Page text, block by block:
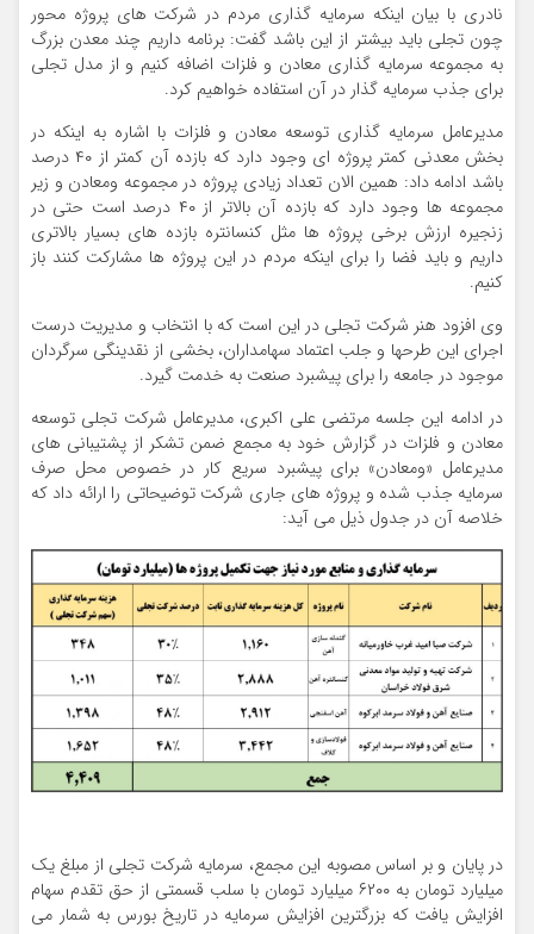
نادری با بیان اینکه سرمایه گذاری مردم در شرکت های پروژه محور
چون تجلی باید بیشتر از این باشد گفت: برنامه داریم چند معدن بزرگ
به مجموعه سرمایه گذاری معادن و فلزات اضافه کنیم و از مدل تجلی
برای جذب سرمایه گذار در آن استفاده خواهیم کرد.
مدیرعامل سرمایه گذاری توسعه معادن و فلزات با اشاره به اینکه در
بخش معدنی کمتر پروژه ای وجود دارد که بازده آن کمتر از ۴۰ درصد
باشد ادامه داد: همین الان تعداد زیادی پروژه در مجموعه ومعادن و زیر
مجموعه ها وجود دارد که بازده آن بالاتر از ۴۰ درصد است حتی در
زنجیره ارزش برخی پروژه ها مثل کنسانتره بازده های بسیار بالاتری
داریم و باید فضا را برای اینکه مردم در این پروژه ها مشارکت کنند باز
کنیم.
وی افزود هنر شرکت تجلی در این است که با انتخاب و مدیریت درست
اجرای این طرحها و جلب اعتماد سهامداران، بخشی از نقدینگی سرگردان
موجود در جامعه را برای پیشبرد صنعت به خدمت گیرد.
در ادامه این جلسه مرتضی علی اکبری، مدیرعامل شرکت تجلی توسعه
معادن و فلزات در گزارش خود به مجمع ضمن تشکر از پشتیبانی های
مدیرعامل «ومعادن» برای پیشبرد سریع کار در خصوص محل صرف
سرمایه جذب شده و پروژه های جاری شرکت توضیحاتی را ارائه داد که
خلاصه آن در جدول ذیل می آید:
در پایان و بر اساس مصوبه این مجمع، سرمایه شرکت تجلی از مبلغ یک
میلیارد تومان به ۶۲۰۰ میلیارد تومان با سلب قسمتی از حق تقدم سهام
افزایش یافت که بزرگترین افزایش سرمایه در تاریخ بورس به شمار می